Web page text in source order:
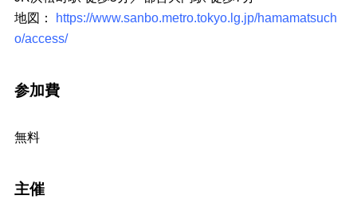
地図：
https://www.sanbo.metro.tokyo.lg.jp/hamamatsuch
o/access/
参加費
無料
主催